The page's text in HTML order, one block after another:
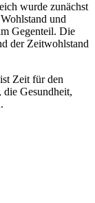
wurde zunächst
und
Gegenteil. Die
der Zeitwohlstand
Zeit für den
die Gesundheit,